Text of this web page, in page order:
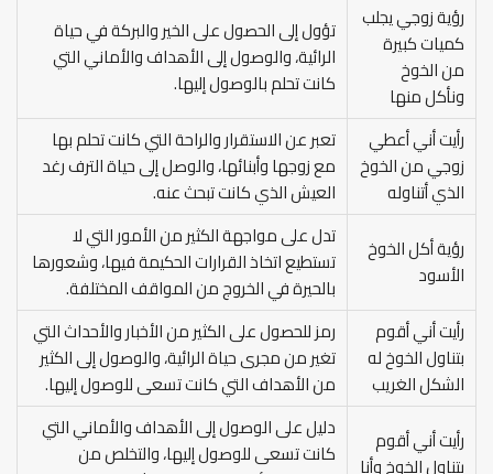
رؤية زوجي يجلب
كميات كبيرة
من الخوخ
ونأكل منها
تؤول إلى الحصول على الخير والبركة في حياة
الرائية، والوصول إلى الأهداف والأماني التي
كانت تحلم بالوصول إليها.
رأيت أني أعطي
زوجي من الخوخ
الذي أتناوله
تعبر عن الاستقرار والراحة التي كانت تحلم بها
مع زوجها وأبنائها، والوصل إلى حياة الترف رغد
العيش الذي كانت تبحث عنه.
رؤية أكل الخوخ
الأسود
تدل على مواجهة الكثير من الأمور التي لا
تستطيع اتخاذ القرارات الحكيمة فيها، وشعورها
بالحيرة في الخروج من المواقف المختلفة.
رأيت أني أقوم
بتناول الخوخ له
الشكل الغريب
رمز للحصول على الكثير من الأخبار والأحداث التي
تغير من مجرى حياة الرائية، والوصول إلى الكثير
من الأهداف التي كانت تسعى للوصول إليها.
رأيت أني أقوم
بتناول الخوخ وأنا
دليل على الوصول إلى الأهداف والأماني التي
كانت تسعى للوصول إليها، والتخلص من